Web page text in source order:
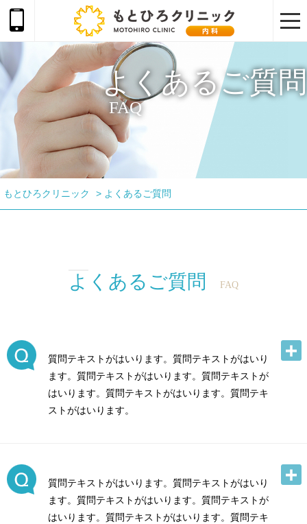
よくあるご質問
FAQ
もとひろクリニック > よくあるご質問
よくあるご質問 FAQ
質問テキストがはいります。質問テキストがはいり
ます。質問テキストがはいります。質問テキストが
はいります。質問テキストがはいります。質問テキ
ストがはいります。
質問テキストがはいります。質問テキストがはいり
ます。質問テキストがはいります。質問テキストが
はいります。質問テキストがはいります。質問テキ